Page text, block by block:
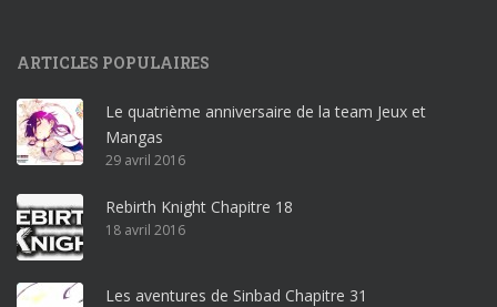
r
o
ff
i
c
e
3
ARTICLES POPULAIRES
Le quatrième anniversaire de la team Jeux et
Mangas
29 avril 2016
Rebirth Knight Chapitre 18
18 avril 2016
Les aventures de Sinbad Chapitre 31